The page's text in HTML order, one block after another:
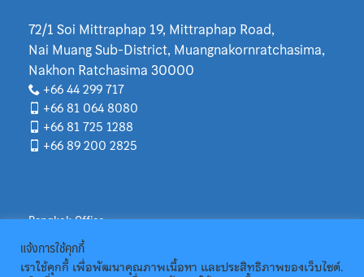
72/1 Soi Mittraphap 19, Mittraphap Road,
Nai Muang Sub-District, Muangnakornratchasima,
Nakhon Ratchasima 30000
+66 44 299 717
+66 81 064 8080
+66 81 725 1288
+66 89 200 2825
Bangkok Office
135/33 12
Floor, Soi Na Thong (Ratchadapisek 7)
แจ้งการใช้คุกกี้
เราใช้คุกกี้ เพื่อพัฒนาคุณภาพเนื้อหา และประสิทธิภาพของเว็บไซต์.